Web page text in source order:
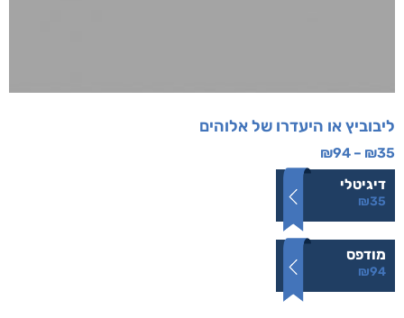
ליבוביץ או היעדרו של אלוהים
₪35
–
₪94
דיגיטלי
₪35
מודפס
₪94